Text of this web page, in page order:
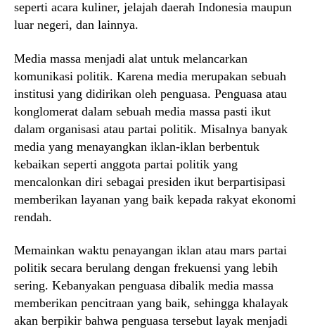
seperti acara kuliner, jelajah daerah Indonesia maupun
luar negeri, dan lainnya.
Media massa menjadi alat untuk melancarkan
komunikasi politik. Karena media merupakan sebuah
institusi yang didirikan oleh penguasa. Penguasa atau
konglomerat dalam sebuah media massa pasti ikut
dalam organisasi atau partai politik. Misalnya banyak
media yang menayangkan iklan-iklan berbentuk
kebaikan seperti anggota partai politik yang
mencalonkan diri sebagai presiden ikut berpartisipasi
memberikan layanan yang baik kepada rakyat ekonomi
rendah.
Memainkan waktu penayangan iklan atau mars partai
politik secara berulang dengan frekuensi yang lebih
sering. Kebanyakan penguasa dibalik media massa
memberikan pencitraan yang baik, sehingga khalayak
akan berpikir bahwa penguasa tersebut layak menjadi